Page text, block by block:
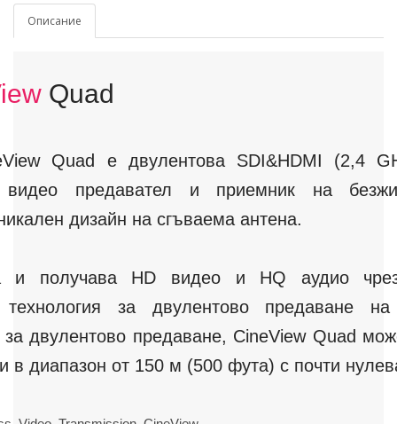
Описание
Quad
Quad е двулентова SDI&HDMI (2,4
предавател и приемник на
дизайн на сгъваема антена.
и получава HD видео и HQ аудио чрез
технология за двулентово предаване
за двулентово предаване, CineView Quad
в диапазон от 150 м (500 фута) с почти